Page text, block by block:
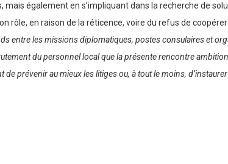
également en s’impliquant dans la recherche de
rôle, en raison de la réticence, voire du refus de
entre les missions diplomatiques, postes consulaires et
du personnel local que la présente rencontre
prévenir au mieux les litiges ou, à tout le moins,